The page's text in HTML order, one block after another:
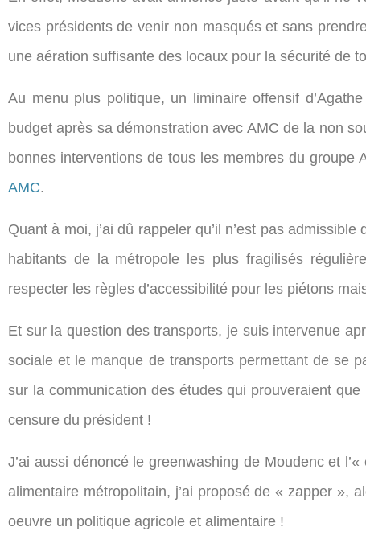
vices présidents de venir non masqués et sans
une aération suffisante des locaux pour la sécurité de
Au menu plus politique, un liminaire offensif
budget après sa démonstration avec AMC de la non
bonnes interventions de tous les membres du
AMC.
Quant à moi, j’ai dû rappeler qu’il n’est pas
habitants de la métropole les plus fragilisés
respecter les règles d’accessibilité pour les piétons
Et sur la question des transports, je suis intervenue
sociale et le manque de transports permettant de se
sur la communication des études qui prouveraient
censure du président !
J’ai aussi dénoncé le greenwashing de Moudenc et
alimentaire métropolitain, j’ai proposé de « zapper »,
oeuvre un politique agricole et alimentaire !